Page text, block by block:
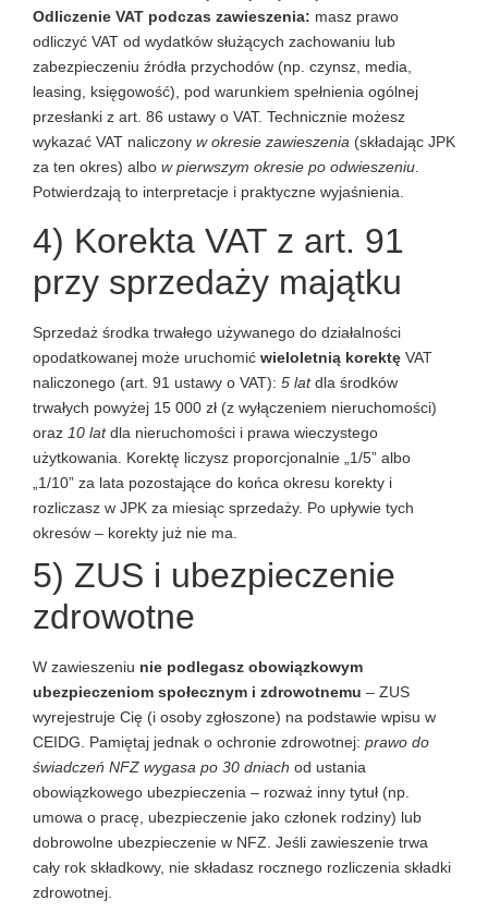
Odliczenie VAT podczas zawieszenia: masz prawo
odliczyć VAT od wydatków służących zachowaniu lub
zabezpieczeniu źródła przychodów (np. czynsz, media,
leasing, księgowość), pod warunkiem spełnienia ogólnej
przesłanki z art. 86 ustawy o VAT. Technicznie możesz
wykazać VAT naliczony w okresie zawieszenia (składając JPK
za ten okres) albo w pierwszym okresie po odwieszeniu
Potwierdzają to interpretacje i praktyczne wyjaśnienia.
4) Korekta VAT z art. 91
przy sprzedaży majątku
Sprzedaż środka trwałego używanego do działalności
opodatkowanej może uruchomić wieloletnią korektę VAT
naliczonego (art. 91 ustawy o VAT): 5 latdla środków
trwałych powyżej 15 000 zł (z wyłączeniem nieruchomości)
oraz 10 latdla nieruchomości i prawa wieczystego
użytkowania. Korektę liczysz proporcjonalnie „1/5” albo
„1/10” za lata pozostające do końca okresu korekty i
rozliczasz w JPK za miesiąc sprzedaży. Po upływie tych
okresów – korekty już nie ma.
5) ZUS i ubezpieczenie
zdrowotne
W zawieszeniu nie podlegasz obowiązkowym
ubezpieczeniom społecznym i zdrowotnemu – ZUS
wyrejestruje Cię (i osoby zgłoszone) na podstawie wpisu w
CEIDG. Pamiętaj jednak o ochronie zdrowotnej: prawo do
świadczeń NFZ wygasa po 30 dniach od ustania
obowiązkowego ubezpieczenia – rozważ inny tytuł (np.
umowa o pracę, ubezpieczenie jako członek rodziny) lub
dobrowolne ubezpieczenie w NFZ. Jeśli zawieszenie trwa
cały rok składkowy, nie składasz rocznego rozliczenia składki
zdrowotnej.